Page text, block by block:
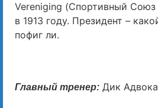
Vereniging (Спортивный
в 1913 году. Президент –
пофиг ли.
Главный тренер: Дик